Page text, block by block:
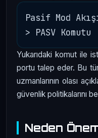
Pasif Mod
Yukarıdaki komut ile
portu talep eder. Bu
uzmanlarının olası
güvenlik politikalarını
Neden